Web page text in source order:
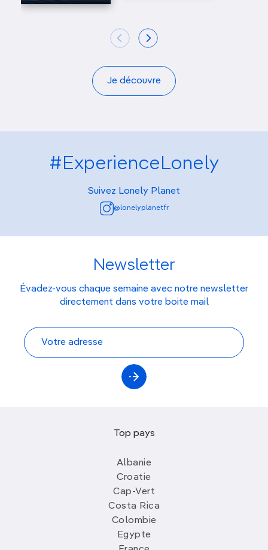
Je découvre
#ExperienceLonely
Suivez Lonely Planet
@lonelyplanetfr
Newsletter
Évadez-vous chaque semaine avec notre newsletter
directement dans votre boite mail
Top pays
Albanie
Croatie
Cap-Vert
Costa Rica
Colombie
Egypte